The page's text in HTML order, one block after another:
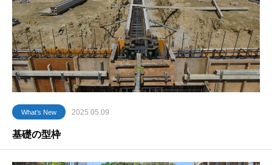
What’s New 2025.05.09
基礎の型枠